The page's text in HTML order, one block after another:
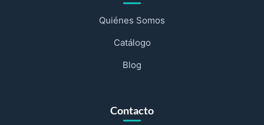
Quiénes Somos
Catálogo
Blog
Contacto